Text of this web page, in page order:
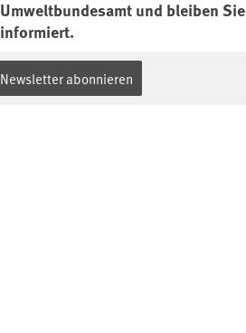
Umweltbundesamt und bleiben Sie
informiert.
Newsletter abonnieren